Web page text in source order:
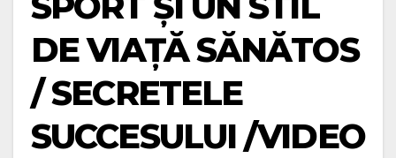
DE VIAȚĂ SĂNĂTOS
/ SECRETELE
SUCCESULUI /VIDEO